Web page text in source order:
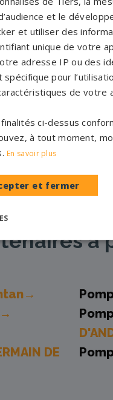
partout en
notre
à
DE
et le
et utiliser des
unique de votre
adresse IP ou des
pour
de votre
ci-dessus
à tout moment,
En savoir plus
et fermer